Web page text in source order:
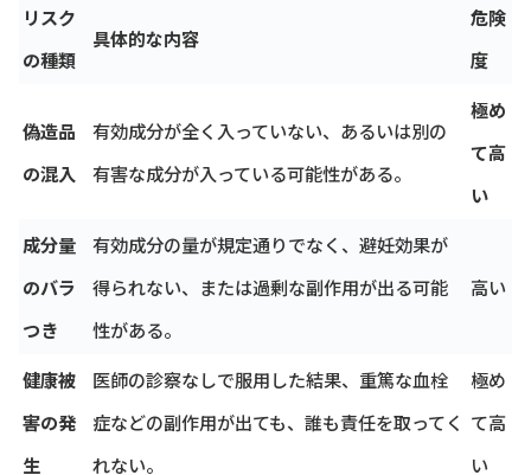
リスク
の種類
具体的な内容
危険
度
偽造品
の混入
有効成分が全く入っていない、あるいは別の
有害な成分が入っている可能性がある。
極め
て高
い
成分量
のバラ
つき
有効成分の量が規定通りでなく、避妊効果が
得られない、または過剰な副作用が出る可能
性がある。
高い
健康被
害の発
生
医師の診察なしで服用した結果、重篤な血栓
症などの副作用が出ても、誰も責任を取ってく
れない。
極め
て高
い